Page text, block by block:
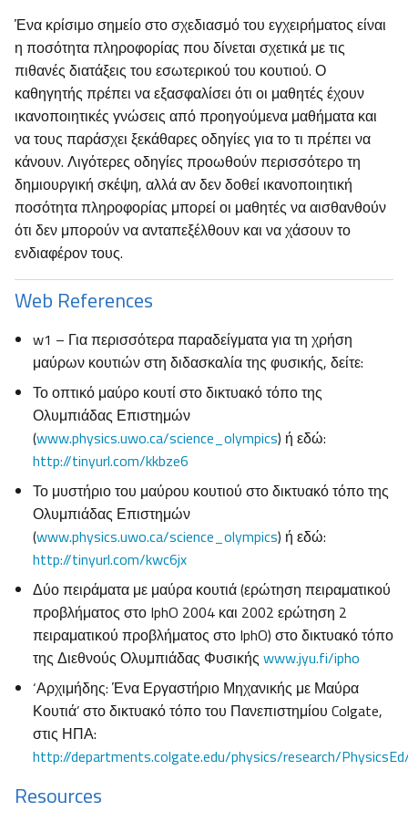
Ένα κρίσιμο σημείο στο σχεδιασμό του εγχειρήματος είναι
η ποσότητα πληροφορίας που δίνεται σχετικά με τις
πιθανές διατάξεις του εσωτερικού του κουτιού. Ο
καθηγητής πρέπει να εξασφαλίσει ότι οι μαθητές έχουν
ικανοποιητικές γνώσεις από προηγούμενα μαθήματα και
να τους παράσχει ξεκάθαρες οδηγίες για το τι πρέπει να
κάνουν. Λιγότερες οδηγίες προωθούν περισσότερο τη
δημιουργική σκέψη, αλλά αν δεν δοθεί ικανοποιητική
ποσότητα πληροφορίας μπορεί οι μαθητές να αισθανθούν
ότι δεν μπορούν να ανταπεξέλθουν και να χάσουν το
ενδιαφέρον τους.
Web References
w1 – Για περισσότερα παραδείγματα για τη χρήση
μαύρων κουτιών στη διδασκαλία της φυσικής, δείτε:
Το οπτικό μαύρο κουτί στο δικτυακό τόπο της
Ολυμπιάδας Επιστημών
(www.physics.uwo.ca/science_olympics) ή εδώ:
http://tinyurl.com/kkbze6
Το μυστήριο του μαύρου κουτιού στο δικτυακό τόπο της
Ολυμπιάδας Επιστημών
(www.physics.uwo.ca/science_olympics) ή εδώ:
http://tinyurl.com/kwc6jx
Δύο πειράματα με μαύρα κουτιά (ερώτηση πειραματικού
προβλήματος στο IphO 2004 και 2002 ερώτηση 2
πειραματικού προβλήματος στο IphO) στο δικτυακό τόπο
της Διεθνούς Ολυμπιάδας Φυσικής www.jyu.fi/ipho
‘Αρχιμήδης: Ένα Εργαστήριο Μηχανικής με Μαύρα
Κουτιά’ στο δικτυακό τόπο του Πανεπιστημίου Colgate,
στις ΗΠΑ:
http://departments.colgate.edu/physics/research/
Resources